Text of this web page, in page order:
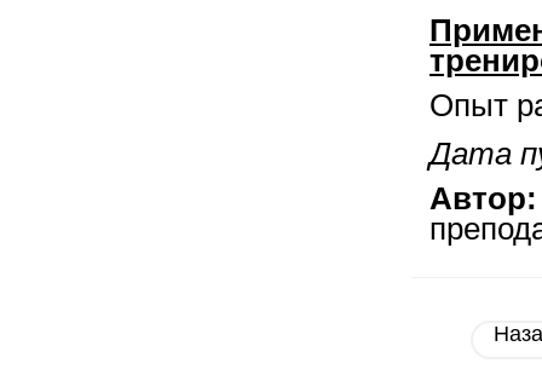
Опыт
Дата
Автор: